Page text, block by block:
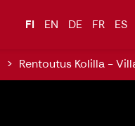
FI EN DE FR ES
Rentoutus Kolilla -